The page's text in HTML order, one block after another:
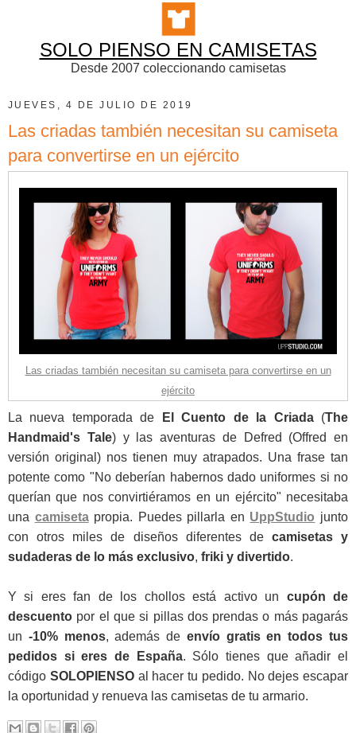
SOLO PIENSO EN CAMISETAS
Desde 2007 coleccionando camisetas
JUEVES, 4 DE JULIO DE 2019
Las criadas también necesitan su camiseta
para convertirse en un ejército
Las criadas también necesitan su camiseta para convertirse en un
ejército
La nueva temporada de El Cuento de la Criada(The
Handmaid's Tale) y las aventuras de Defred (Offred en
versión original) nos tienen muy atrapados. Una frase tan
potente como "No deberían habernos dado uniformes si no
querían que nos convirtiéramos en un ejército" necesitaba
una camiseta propia. Puedes pillarla en UppStudio junto
con otros miles de diseños diferentes de camisetas y
sudaderas de lo más exclusivo, friki y divertido.
Y si eres fan de los chollos está activo un cupón de
descuento por el que si pillas dos prendas o más pagarás
un -10% menos, además de envío gratis en todos tus
pedidos si eres de España. Sólo tienes que añadir el
código SOLOPIENSOal hacer tu pedido. No dejes escapar
la oportunidad y renueva las camisetas de tu armario.